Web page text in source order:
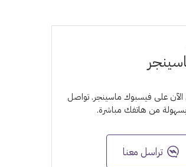
الآن على فيسبوك ماسينجر. تواصل
من هاتفك مباشرة.
تراسل معنا